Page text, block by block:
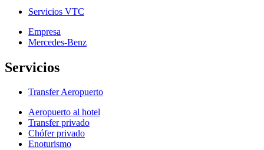
Servicios VTC
Empresa
Mercedes-Benz
Servicios
Transfer Aeropuerto
Aeropuerto al hotel
Transfer privado
Chófer privado
Enoturismo